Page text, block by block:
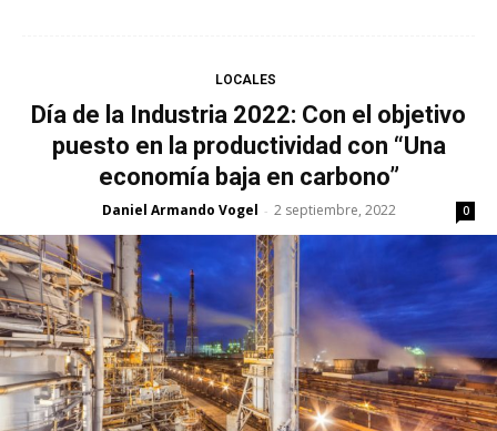
LOCALES
Día de la Industria 2022: Con el objetivo
puesto en la productividad con “Una
economía baja en carbono”
Daniel Armando Vogel - 2 septiembre, 2022 0